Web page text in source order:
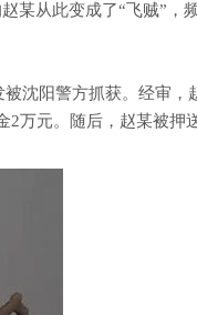
某从此变成了“飞贼”
阳警方抓获。经审，
万元。随后，赵某被押